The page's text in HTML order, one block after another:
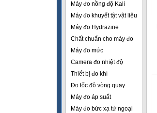
Máy đo nồng độ Kali
Máy đo khuyết tật vật liệu
Máy đo Hydrazine
Chất chuẩn cho máy đo
Máy đo mức
Camera đo nhiệt độ
Thiết bị đo khí
Đo tốc độ vòng quay
Máy đo áp suất
Máy đo bức xạ tử ngoại